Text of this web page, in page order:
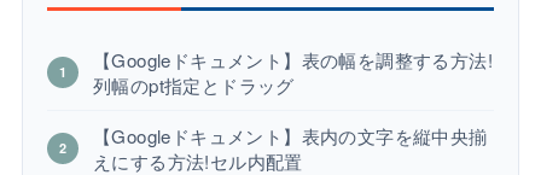
【Googleドキュメント】表の幅を調整する方法!
列幅のpt指定とドラッグ
【Googleドキュメント】表内の文字を縦中央揃
えにする方法!セル内配置